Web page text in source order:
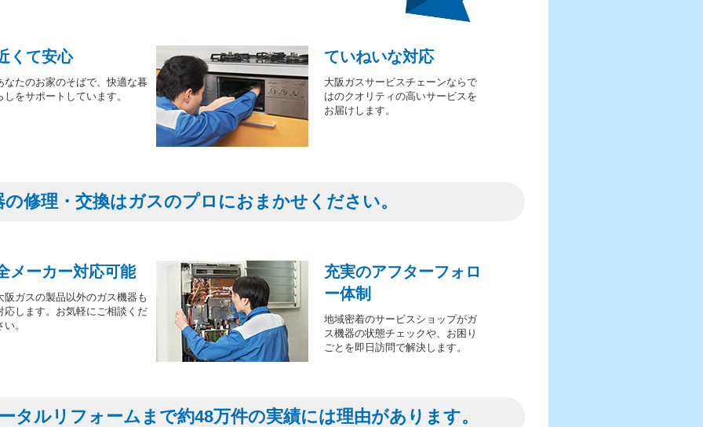
くて安心
なたのお家のそばで、快適な暮
しをサポートしています。
ていねいな対応
大阪ガスサービスチェーンならで
はのクオリティの高いサービスを
お届けします。
の修理・交換はガスのプロにおまかせください。
メーカー対応可能
阪ガスの製品以外のガス機器も
応します。お気軽にご相談くだ
い。
充実のアフターフォロ
ー体制
地域密着のサービスショップがガ
ス機器の状態チェックや、お困り
ごとを即日訪問で解決します。
タルリフォームまで約48万件の実績には理由があります。